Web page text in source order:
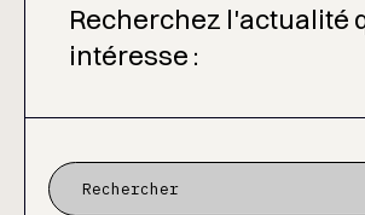
Recherchez l'actualité
intéresse :